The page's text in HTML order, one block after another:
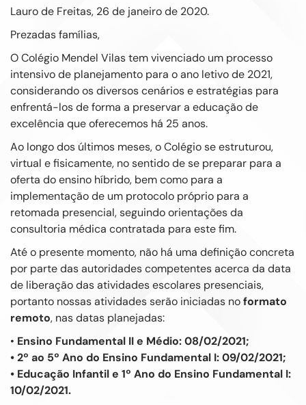
Lauro de Freitas, 26 de janeiro de 2020.
Prezadas famílias,
O Colégio Mendel Vilas tem vivenciado um processo
intensivo de planejamento para o ano letivo de 2021,
considerando os diversos cenários e estratégias para
enfrentá-los de forma a preservar a educação de
excelência que oferecemos há 25 anos.
Ao longo dos últimos meses, o Colégio se estruturou,
virtual e fisicamente, no sentido de se preparar para a
oferta do ensino híbrido, bem como para a
implementação de um protocolo próprio para a
retomada presencial, seguindo orientações da
consultoria médica contratada para este fim.
Até o presente momento, não há uma definição concreta
por parte das autoridades competentes acerca da data
de liberação das atividades escolares presenciais,
portanto nossas atividades serão iniciadas noformato
remoto, nas datas planejadas:
• Ensino Fundamental II e Médio: 08/02/2021;
• 2º ao 5º Ano do Ensino Fundamental I: 09/02/2021;
• Educação Infantil e 1º Ano do Ensino Fundamental I:
10/02/2021.